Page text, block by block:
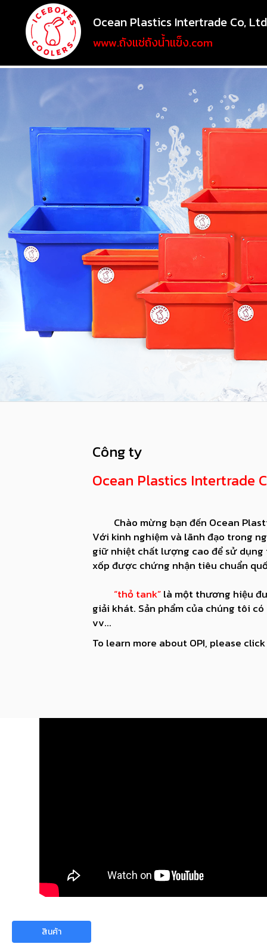
Ocean Plastics Intertrade Co, Ltd
www.ถังแช่ถังน้ำแข็ง.com
Công ty
Ocean Plastics Intertrade
Chào mừng bạn đến Ocean
Với kinh nghiệm và lãnh đạo trong
giữ nhiệt chất lượng cao để sử
xốp được chứng nhận tiêu chuẩn
“thỏ tank”là một thương hiệu
giải khát. Sản phẩm của chúng tôi
vv...
To learn more about OPI, please click
สินค้า